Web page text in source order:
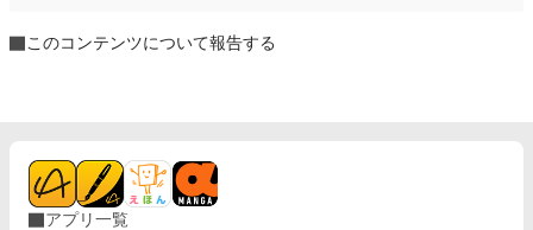
このコンテンツについて報告する
アプリ一覧